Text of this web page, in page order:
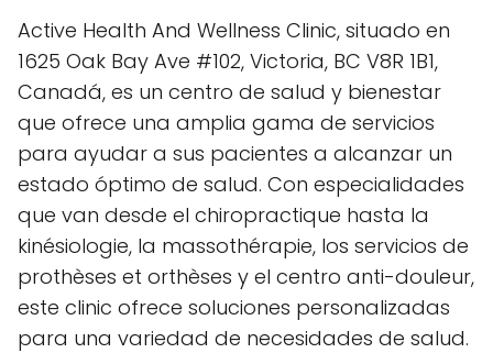
Active Health And Wellness Clinic, situado en
1625 Oak Bay Ave #102, Victoria, BC V8R 1B1,
Canadá, es un centro de salud y bienestar
que ofrece una amplia gama de servicios
para ayudar a sus pacientes a alcanzar un
estado óptimo de salud. Con especialidades
que van desde el chiropractique hasta la
kinésiologie, la massothérapie, los servicios de
prothèses et orthèses y el centro anti-douleur,
este clinic ofrece soluciones personalizadas
para una variedad de necesidades de salud.